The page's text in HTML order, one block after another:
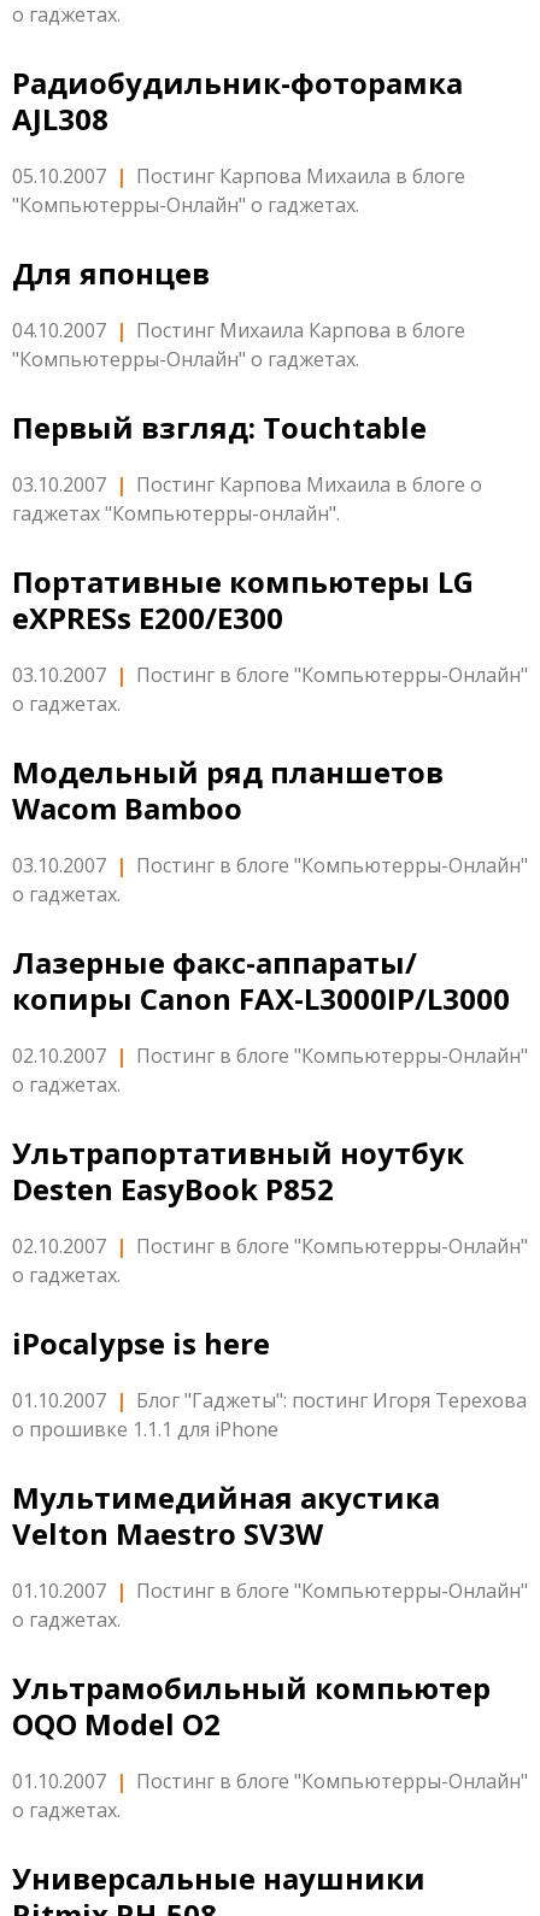
о гаджетах.
Радиобудильник-фоторамка
AJL308
05.10.2007 | Постинг Карпова Михаила в блоге
"Компьютерры-Онлайн" о гаджетах.
Для японцев
04.10.2007 | Постинг Михаила Карпова в блоге
"Компьютерры-Онлайн" о гаджетах.
Первый взгляд: Touchtable
03.10.2007 | Постинг Карпова Михаила в блоге о
гаджетах "Компьютерры-онлайн".
Портативные компьютеры LG
eXPRESs E200/E300
03.10.2007 | Постинг в блоге "Компьютерры-Онлайн"
о гаджетах.
Модельный ряд планшетов
Wacom Bamboo
03.10.2007 | Постинг в блоге "Компьютерры-Онлайн"
о гаджетах.
Лазерные факс-аппараты/
копиры Canon FAX-L3000IP/L3000
02.10.2007 | Постинг в блоге "Компьютерры-Онлайн"
о гаджетах.
Ультрапортативный ноутбук
Desten EasyBook P852
02.10.2007 | Постинг в блоге "Компьютерры-Онлайн"
о гаджетах.
iPocalypse is here
01.10.2007 | Блог "Гаджеты": постинг Игоря Терехова
о прошивке 1.1.1 для iPhone
Мультимедийная акустика
Velton Maestro SV3W
01.10.2007 | Постинг в блоге "Компьютерры-Онлайн"
о гаджетах.
Ультрамобильный компьютер
OQO Model O2
01.10.2007 | Постинг в блоге "Компьютерры-Онлайн"
о гаджетах.
Универсальные наушники